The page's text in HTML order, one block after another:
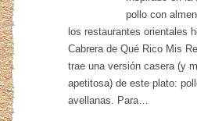
pollo con
los restaurantes orientales
Cabrera de Qué Rico Mis
trae una versión casera (y
apetitosa) de este plato:
avellanas. Para…